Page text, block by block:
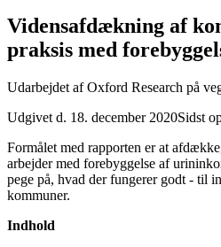
Vidensafdækning af
praksis med
Udarbejdet af Oxford Research på
Udgivet d. 18. december 2020Sidst
Formålet med rapporten er at
arbejder med forebyggelse af
pege på, hvad der fungerer godt - til
kommuner.
Indhold